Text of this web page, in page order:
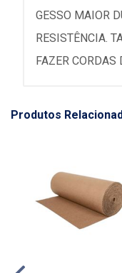
GESSO MAIOR
RESISTÊNCIA.
FAZER CORDAS
Produtos